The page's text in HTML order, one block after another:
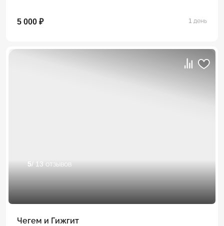
5 000 ₽ 1 день
5/ 13 отзывов
Чегем и Гижгит